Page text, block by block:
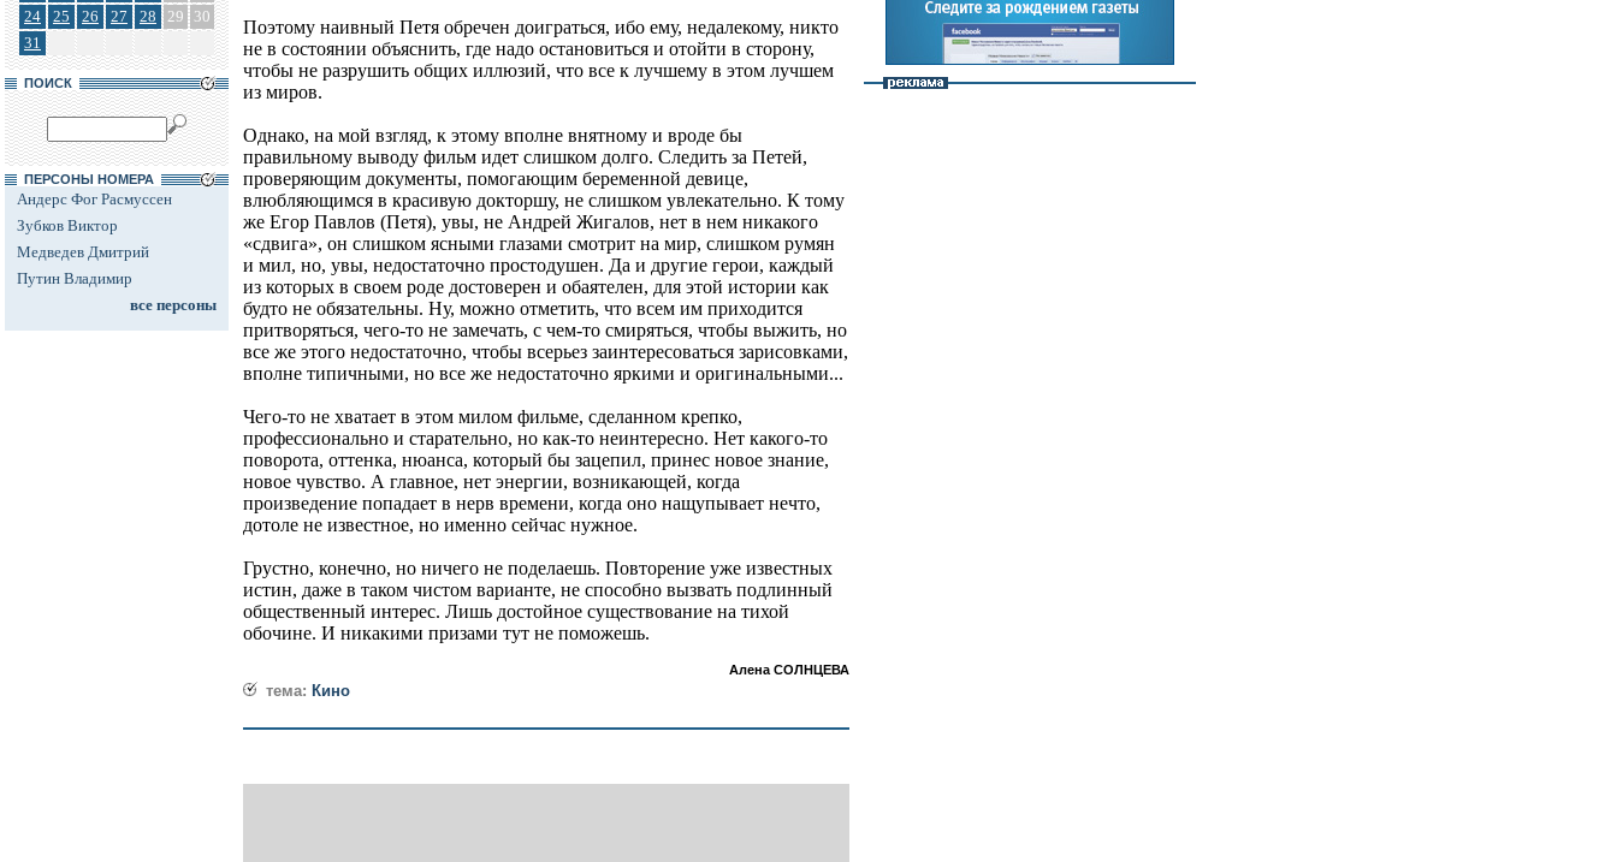
24
25 26 27 28 29
30
31
ПОИСК
ПЕРСОНЫ НОМЕРА
Андерс Фог Расмуссен
Зубков Виктор
Медведев Дмитрий
Путин Владимир
все персоны
Поэтому наивный Петя обречен доиграться, ибо ему, недалекому, никто
не в состоянии объяснить, где надо остановиться и отойти в сторону,
чтобы не разрушить общих иллюзий, что все к лучшему в этом лучшем
из миров.
Однако, на мой взгляд, к этому вполне внятному и вроде бы
правильному выводу фильм идет слишком долго. Следить за Петей,
проверяющим документы, помогающим беременной девице,
влюбляющимся в красивую докторшу, не слишком увлекательно. К тому
же Егор Павлов (Петя), увы, не Андрей Жигалов, нет в нем никакого
«сдвига», он слишком ясными глазами смотрит на мир, слишком румян
и мил, но, увы, недостаточно простодушен. Да и другие герои, каждый
из которых в своем роде достоверен и обаятелен, для этой истории как
будто не обязательны. Ну, можно отметить, что всем им приходится
притворяться, чего-то не замечать, с чем-то смиряться, чтобы выжить, но
все же этого недостаточно, чтобы всерьез заинтересоваться зарисовками,
вполне типичными, но все же недостаточно яркими и оригинальными...
Чего-то не хватает в этом милом фильме, сделанном крепко,
профессионально и старательно, но как-то неинтересно. Нет какого-то
поворота, оттенка, нюанса, который бы зацепил, принес новое знание,
новое чувство. А главное, нет энергии, возникающей, когда
произведение попадает в нерв времени, когда оно нащупывает нечто,
дотоле не известное, но именно сейчас нужное.
Грустно, конечно, но ничего не поделаешь. Повторение уже известных
истин, даже в таком чистом варианте, не способно вызвать подлинный
общественный интерес. Лишь достойное существование на тихой
обочине. И никакими призами тут не поможешь.
Алена СОЛНЦЕВА
тема: Кино